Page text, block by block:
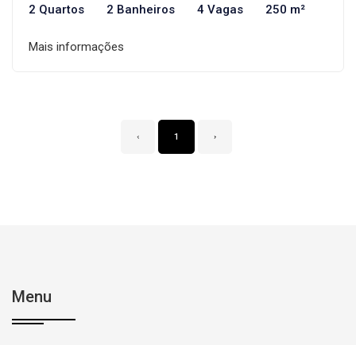
2 Quartos 2 Banheiros 4 Vagas 250 m²
Mais informações
‹ 1 ›
Menu